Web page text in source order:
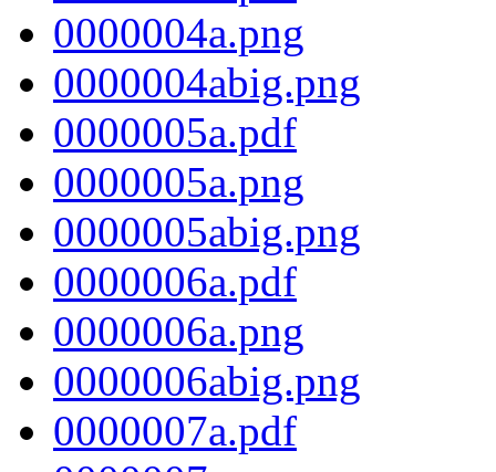
0000004a.png
0000004abig.png
0000005a.pdf
0000005a.png
0000005abig.png
0000006a.pdf
0000006a.png
0000006abig.png
0000007a.pdf